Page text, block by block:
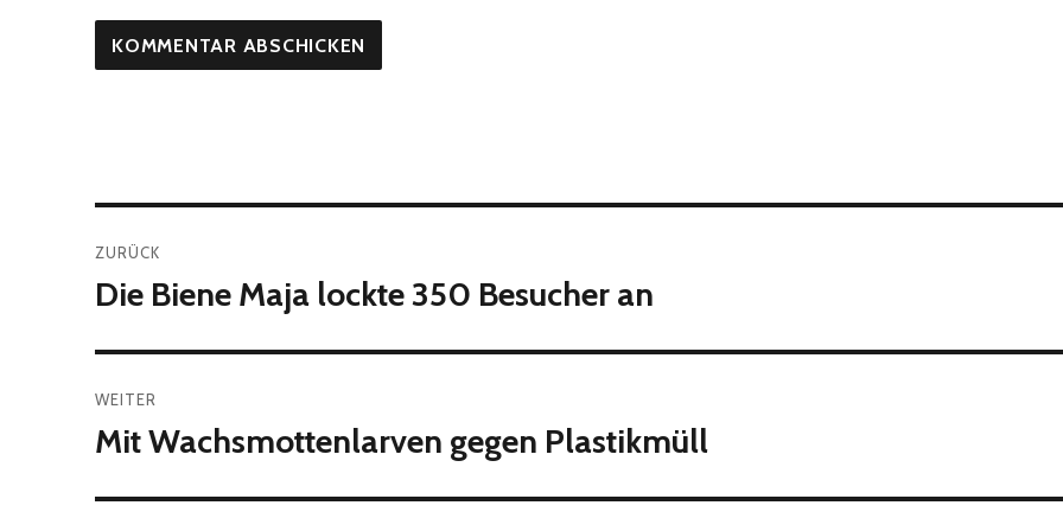
ZURÜCK
Vorheriger
Die Biene Maja lockte 350 Besucher an
WEITER
Nächster
Mit Wachsmottenlarven gegen Plastikmüll